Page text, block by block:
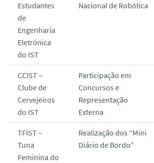
Estudantes
de
Engenharia
Eletrónica
do IST
Nacional de Robótica
CCIST –
Clube de
Cervejeiros
do IST
Participação em
Concursos e
Representação
Externa
TFIST –
Tuna
Feminina do
Realização dos “Mini
Diário de Bordo”